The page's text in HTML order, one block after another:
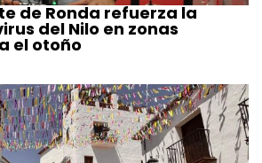
de Ronda refuerza la
del Nilo en zonas
el otoño